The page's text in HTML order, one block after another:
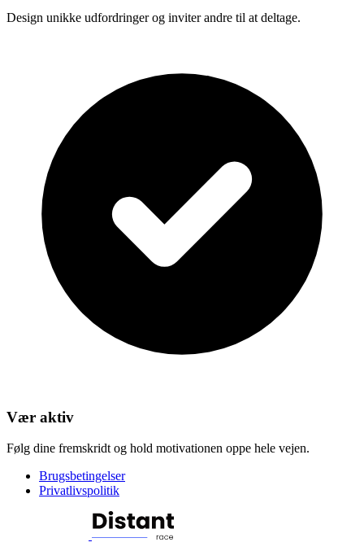
Design unikke udfordringer og inviter andre til at deltage.
Vær aktiv
Følg dine fremskridt og hold motivationen oppe hele vejen.
Brugsbetingelser
Privatlivspolitik